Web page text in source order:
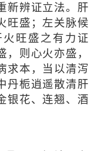
新辨证立法。肝
旺盛；左关脉候
旺盛之有力证
则心火亦盛，
求本，当以清泻
丹栀逍遥散清肝
银花、连翘、酒